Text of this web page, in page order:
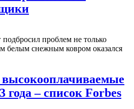
проблем не только
белым снежным ковром оказался
года – список Forbes